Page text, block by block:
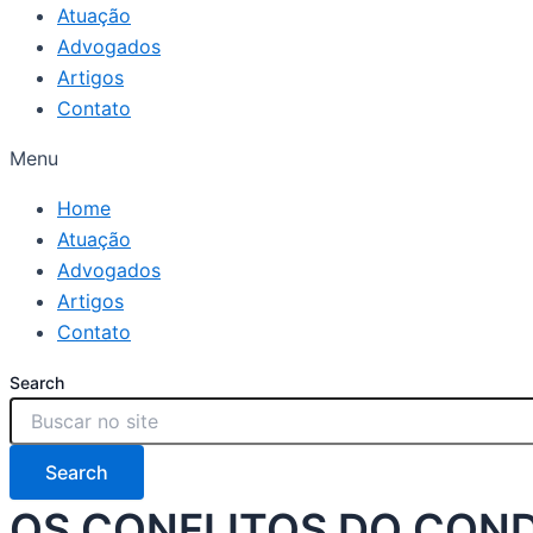
Atuação
Advogados
Artigos
Contato
Menu
Home
Atuação
Advogados
Artigos
Contato
Search
Search